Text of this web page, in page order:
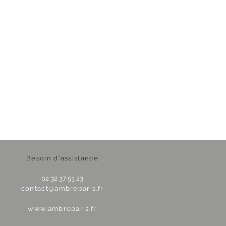
Besoin d'assistance
02 32 37 53 23
contact@ambreparis.fr
www.ambreparis.fr